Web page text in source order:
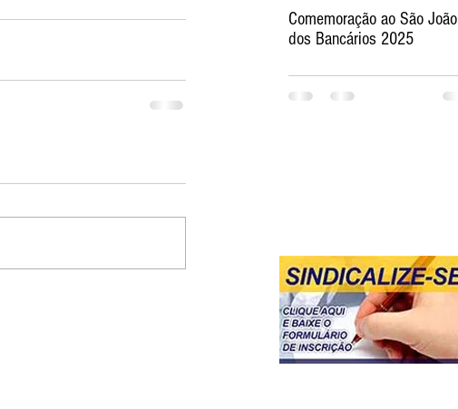
Comemoração ao São João
dos Bancários 2025